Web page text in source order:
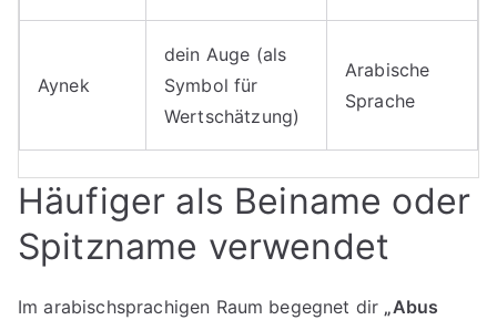
Aynek
dein Auge (als
Symbol für
Wertschätzung)
Arabische
Sprache
Häufiger als Beiname oder
Spitzname verwendet
Im arabischsprachigen Raum begegnet dir „Abus